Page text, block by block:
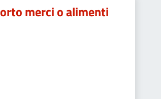
merci o alimenti